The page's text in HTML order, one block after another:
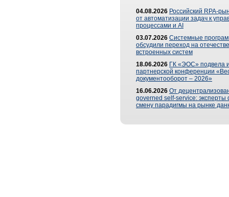
04.08.2026 Российский RPA-
от автоматизации задач к
процессами и AI
03.07.2026 Системные
обсудили переход на
встроенных систем
18.06.2026 ГК «ЭОС» подвела
партнерской конференции
документооборот – 2026»
16.06.2026 От
governed self-service: эксперты
смену парадигмы на рынке